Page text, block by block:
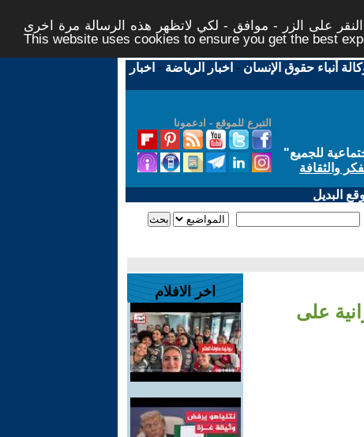
على الزر - موافق - لكي لاتظهر هذه الرسالة مرة اخرى -
This website uses cookies to ensure you get the best
أنباء حقوق الإنسان - اخبار الرياضة - اخبار
التبرع للموقع - ادعمونا
للجميع"
والثقافة
البديل
على
اخر الافلام